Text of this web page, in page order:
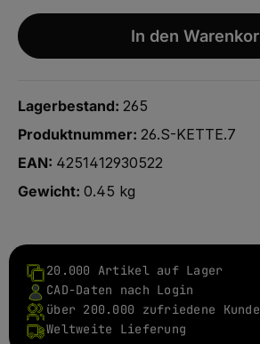
In den
Lagerbestand: 265
Produktnummer: 26.S-KETTE.7
EAN: 4251412930522
Gewicht: 0.45 kg
20.000 Artikel auf Lager
CAD-Daten nach Login
über 200.000 zufriedene
Weltweite Lieferung